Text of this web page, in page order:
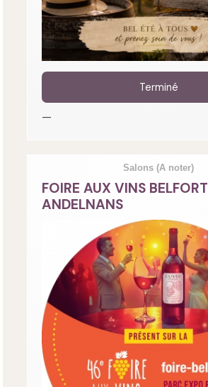
Terminé
—
Salons (A noter)
FOIRE AUX VINS BELFORT
ANDELNANS